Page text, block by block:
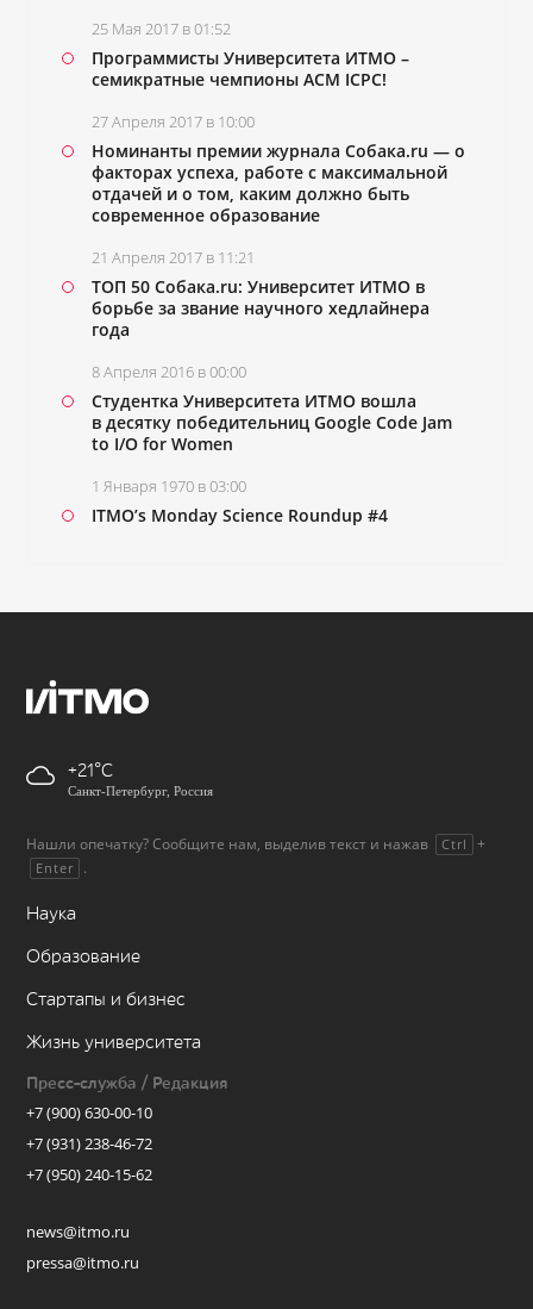
25 Мая 2017 в 01:52
Программисты Университета ИТМО –
семикратные чемпионы ACM ICPC!
27 Апреля 2017 в 10:00
Номинанты премии журнала Собака.ru — о
факторах успеха, работе с максимальной
отдачей и о том, каким должно быть
современное образование
21 Апреля 2017 в 11:21
ТОП 50 Собака.ru: Университет ИТМО в
борьбе за звание научного хедлайнера
года
8 Апреля 2016 в 00:00
Студентка Университета ИТМО вошла
в десятку победительниц Google Code Jam
to I/O for Women
1 Января 1970 в 03:00
ITMO’s Monday Science Roundup #4
+21
Санкт-Петербург, Россия
Нашли опечатку? Сообщите нам, выделив текст и нажав Ctrl +
Enter .
Наука
Образование
Стартапы и бизнес
Жизнь университета
Пресс-служба / Редакция
+7 (900) 630-00-10
+7 (931) 238-46-72
+7 (950) 240-15-62
news@itmo.ru
pressa@itmo.ru